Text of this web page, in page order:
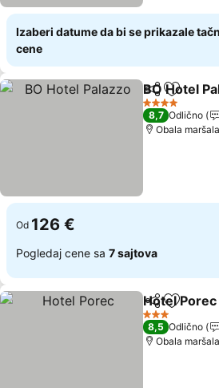
Izaberi datume da bi se prikazale
cene
Deli Dodati
BO Hotel
4 Zvezdice
8,7 Odlično
Obala
Od 126 €
Pogledaj cene sa 7 sajtova
Deli Dodati
Hotel Porec
3 Zvezdice
8,5 Odlično
Obala